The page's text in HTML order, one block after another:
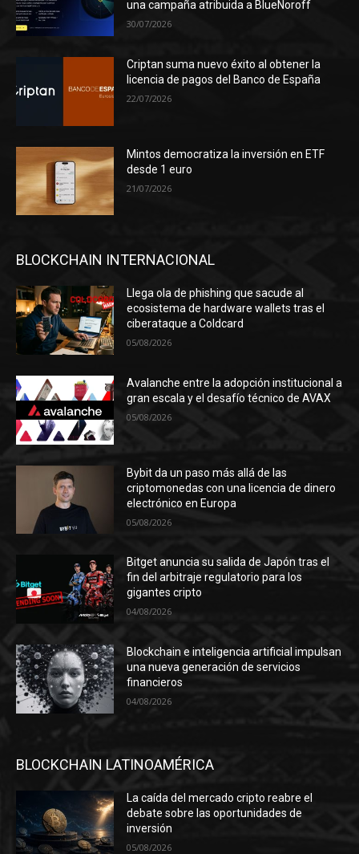
una campaña atribuida a BlueNoroff
30/07/2026
Criptan suma nuevo éxito al obtener la
licencia de pagos del Banco de España
22/07/2026
Mintos democratiza la inversión en ETF
desde 1 euro
21/07/2026
BLOCKCHAIN INTERNACIONAL
Llega ola de phishing que sacude al
ecosistema de hardware wallets tras el
ciberataque a Coldcard
05/08/2026
Avalanche entre la adopción institucional a
gran escala y el desafío técnico de AVAX
05/08/2026
Bybit da un paso más allá de las
criptomonedas con una licencia de dinero
electrónico en Europa
05/08/2026
Bitget anuncia su salida de Japón tras el
fin del arbitraje regulatorio para los
gigantes cripto
04/08/2026
Blockchain e inteligencia artificial impulsan
una nueva generación de servicios
financieros
04/08/2026
BLOCKCHAIN LATINOAMÉRICA
La caída del mercado cripto reabre el
debate sobre las oportunidades de
inversión
05/08/2026